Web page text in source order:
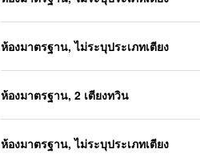
ห้องมาตรฐาน, ไม่ระบุประเภทเตียง
ห้องมาตรฐาน, 2 เตียงทวิน
ห้องมาตรฐาน, ไม่ระบุประเภทเตียง